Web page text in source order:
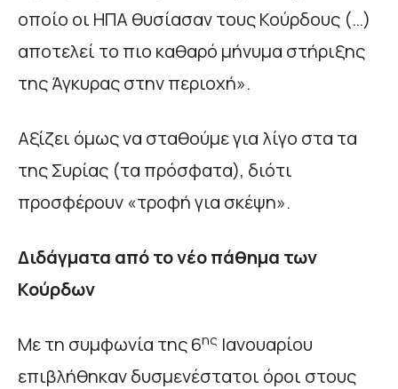
οποίο οι ΗΠΑ θυσίασαν τους Κούρδους (…)
αποτελεί το πιο καθαρό μήνυμα στήριξης
της Άγκυρας στην περιοχή».
Αξίζει όμως να σταθούμε για λίγο στα τα
της Συρίας (τα πρόσφατα), διότι
προσφέρουν «τροφή για σκέψη».
Διδάγματα από το νέο πάθημα των
Κούρδων
Με τη συμφωνία της 6ης Ιανουαρίου
επιβλήθηκαν δυσμενέστατοι όροι στους